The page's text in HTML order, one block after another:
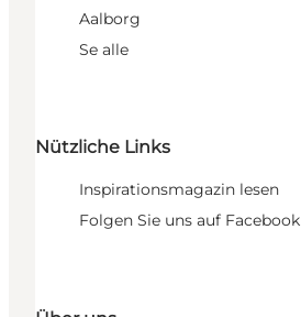
Aalborg
Se alle
Nützliche Links
Inspirationsmagazin lesen
Folgen Sie uns auf Facebook